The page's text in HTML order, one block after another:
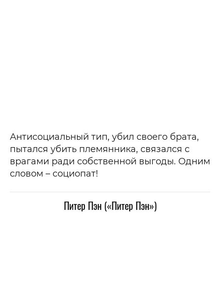
Антисоциальный тип, убил своего брата,
пытался убить племянника, связался с
врагами ради собственной выгоды. Одним
словом – социопат!
Питер Пэн («Питер Пэн»)